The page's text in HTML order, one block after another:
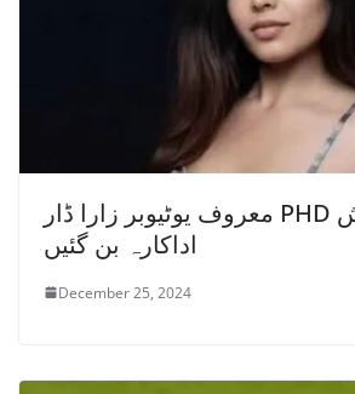
معروف یوٹیوبر زارا ڈار PHD چھوڑ کر فحش
اداکارہ بن گئیں
December 25, 2024